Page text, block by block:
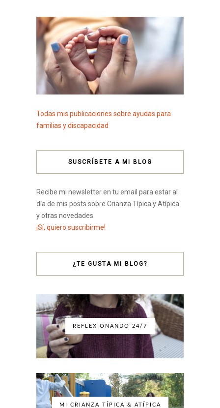
Todas mis publicaciones sobre ayudas para
familias y discapacidad
SUSCRÍBETE A MI BLOG
Recibe mi newsletter en tu email para estar al
día de mis posts sobre Crianza Típica y Atípica
y otras novedades.
¡Sí, quiero suscribirme!
¿TE GUSTA MI BLOG?
REFLEXIONANDO 24/7
MI CRIANZA TÍPICA & ATÍPICA